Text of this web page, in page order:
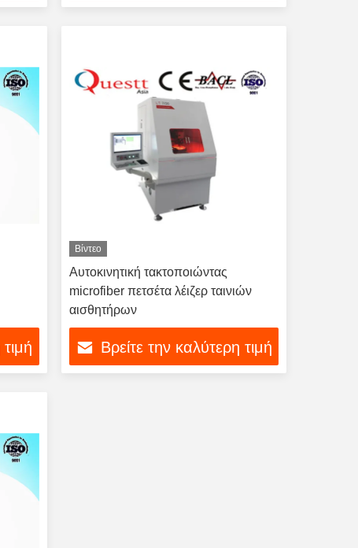
Βίντεο
Αυτοκινητική τακτοποιώντας
microfiber πετσέτα λέιζερ ταινιών
αισθητήρων
Βρείτε την καλύτερη τιμή